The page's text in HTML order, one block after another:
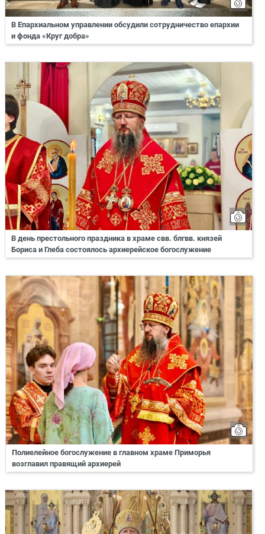
В Епархиальном управлении обсудили сотрудничество епархии
и фонда «Круг добра»
В день престольного праздника в храме свв. блгвв. князей
Бориса и Глеба состоялось архиерейское богослужение
Полиелейное богослужение в главном храме Приморья
возглавил правящий архиерей